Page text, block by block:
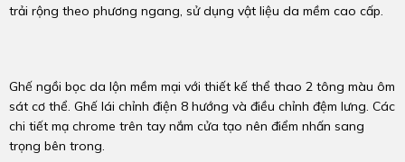
trải rộng theo phương ngang, sử dụng vật liệu da mềm cao cấp.
Ghế ngồi bọc da lộn mềm mại với thiết kế thể thao 2 tông màu ôm
sát cơ thể. Ghế lái chỉnh điện 8 hướng và điều chỉnh đệm lưng. Các
chi tiết mạ chrome trên tay nắm cửa tạo nên điểm nhấn sang
trọng bên trong.